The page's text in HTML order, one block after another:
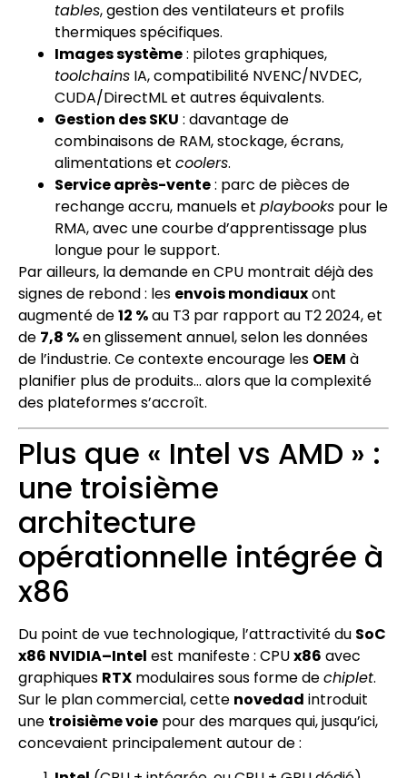
tables, gestion des ventilateurs et profils
thermiques spécifiques.
Images système: pilotes graphiques,
toolchains IA, compatibilité NVENC/NVDEC,
CUDA/DirectML et autres équivalents.
Gestion des SKU : davantage de
combinaisons de RAM, stockage, écrans,
alimentations et coolers.
Service après-vente: parc de pièces de
rechange accru, manuels et playbooks pour le
RMA, avec une courbe d’apprentissage plus
longue pour le support.
Par ailleurs, la demande en CPU montrait déjà des
signes de rebond : les envois mondiauxont
augmenté de12 %au T3 par rapport au T2 2024, et
de 7,8 %en glissement annuel, selon les données
de l’industrie. Ce contexte encourage les OEM à
planifier plus de produits… alors que la complexité
des plateformes s’accroît.
Plus que « Intel vs AMD » :
une troisième
architecture
opérationnelle intégrée à
x86
Du point de vue technologique, l’attractivité du SoC
x86 NVIDIA–Intel est manifeste : CPUx86 avec
graphiques RTX modulaires sous forme dechiplet.
Sur le plan commercial, cette novedad introduit
une troisième voie pour des marques qui, jusqu’ici,
concevaient principalement autour de :